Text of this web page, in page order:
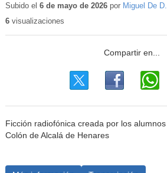
Subido el 6 de mayo de 2026por Miguel De D.
6visualizaciones
Ficción radiofónica creada por los
Colón de Alcalá de Henares